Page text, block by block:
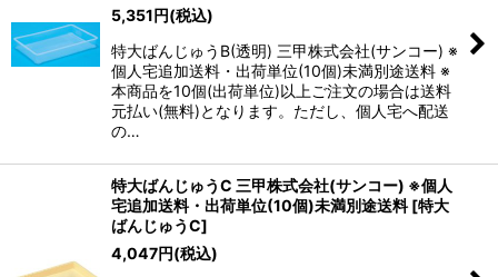
5,351円(税込)
特大ばんじゅうB(透明) 三甲株式会社(サンコー) ※
個人宅追加送料・出荷単位(10個)未満別途送料 ※
本商品を10個(出荷単位)以上ご注文の場合は送料
元払い(無料)となります。ただし、個人宅へ配送
の…
特大ばんじゅうC 三甲株式会社(サンコー) ※個人
宅追加送料・出荷単位(10個)未満別途送料 [特大
ばんじゅうC]
4,047円(税込)